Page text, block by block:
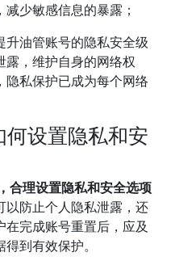
少敏感信息的暴露；
油管账号的隐私安全级
露，维护自身的网络权
隐私保护已成为每个网络
设置隐私和安
合理设置隐私和安全选项
以防止个人隐私泄露，还
完成账号重置后，应及
到有效保护。